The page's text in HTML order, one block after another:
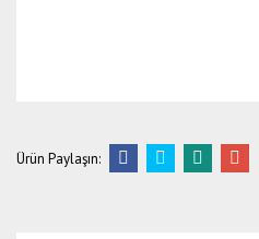
Ürün Paylaşın: